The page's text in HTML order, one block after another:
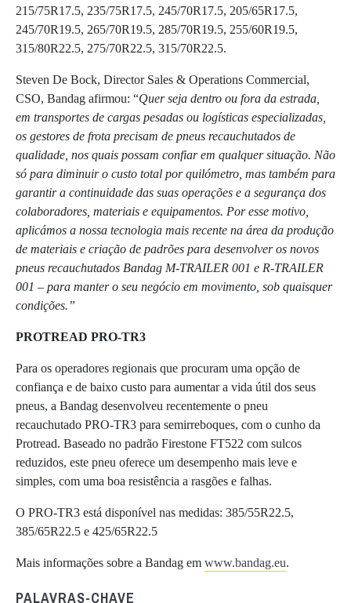
215/75R17.5, 235/75R17.5, 245/70R17.5, 205/65R17.5,
245/70R19.5, 265/70R19.5, 285/70R19.5, 255/60R19.5,
315/80R22.5, 275/70R22.5, 315/70R22.5.
Steven De Bock, Director Sales & Operations Commercial,
CSO, Bandag afirmou: “Quer seja dentro ou fora da estrada,
em transportes de cargas pesadas ou logísticas especializadas,
os gestores de frota precisam de pneus recauchutados de
qualidade, nos quais possam confiar em qualquer situação. Não
só para diminuir o custo total por quilómetro, mas também para
garantir a continuidade das suas operações e a segurança dos
colaboradores, materiais e equipamentos. Por esse motivo,
aplicámos a nossa tecnologia mais recente na área da produção
de materiais e criação de padrões para desenvolver os novos
pneus recauchutados Bandag M-TRAILER 001 e R-TRAILER
001 – para manter o seu negócio em movimento, sob quaisquer
condições.”
PROTREAD PRO-TR3
Para os operadores regionais que procuram uma opção de
confiança e de baixo custo para aumentar a vida útil dos seus
pneus, a Bandag desenvolveu recentemente o pneu
recauchutado PRO-TR3 para semirreboques, com o cunho da
Protread. Baseado no padrão Firestone FT522 com sulcos
reduzidos, este pneu oferece um desempenho mais leve e
simples, com uma boa resistência a rasgões e falhas.
O PRO-TR3 está disponível nas medidas: 385/55R22.5,
385/65R22.5 e 425/65R22.5
Mais informações sobre a Bandag em www.bandag.eu.
PALAVRAS-CHAVE